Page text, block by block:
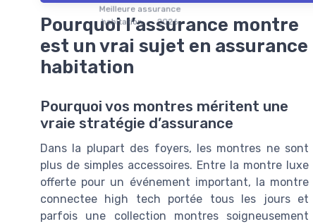
Meilleure assurance
habitation — 2026
Pourquoi l’assurance montre
est un vrai sujet en assurance
habitation
Pourquoi vos montres méritent une
vraie stratégie d’assurance
Dans la plupart des foyers, les montres ne sont
plus de simples accessoires. Entre la montre luxe
offerte pour un événement important, la montre
connectee high tech portée tous les jours et
parfois une collection montres soigneusement